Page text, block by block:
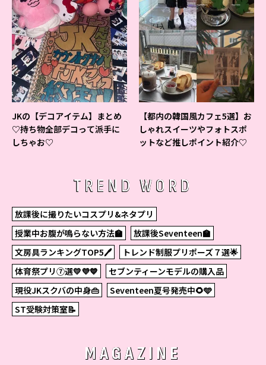
JKの【デコアイテム】まとめ
♡持ち物全部デコって派手に
しちゃお♡
【都内の韓国風カフェ5選】お
しゃれスイーツやフォトスポ
ットなど推しポイント紹介♡
TREND WORD
放課後に撮りたいコスプリ&ネタプリ
授業中お腹が鳴らない方法🏫
放課後Seventeen🏫
文房具ランキングTOP5🖊
トレンド制服プリポーズ７選🌟
体育祭プリ⑦選💛💜💙
セブンティーンモデルの購入品
現役JKスクバの中身👜
Seventeen夏号発売中🌻🩵
ST受験対策室📝
MAGAZINE